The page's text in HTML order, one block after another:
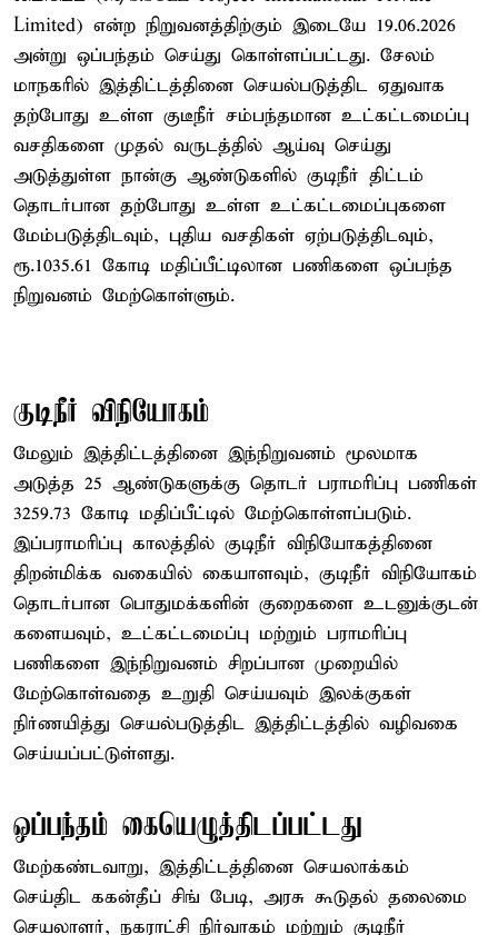
Limited) என்ற நிறுவனத்திற்கும் இடையே 19.06.2026
அன்று ஒப்பந்தம் செய்து கொள்ளப்பட்டது. சேலம்
மாநகரில் இத்திட்டத்தினை செயல்படுத்திட ஏதுவாக
தற்போது உள்ள குடீநீர் சம்பந்தமான உட்கட்டமைப்பு
வசதிகளை முதல் வருடத்தில் ஆய்வு செய்து
அடுத்துள்ள நான்கு ஆண்டுகளில் குடிநீர் திட்டம்
தொடர்பான தற்போது உள்ள உட்கட்டமைப்புகளை
மேம்படுத்திடவும், புதிய வசதிகள் ஏற்படுத்திடவும்,
ரூ.1035.61 கோடி மதிப்பீட்டிலான பணிகளை ஒப்பந்த
நிறுவனம் மேற்கொள்ளும்.
குடிநீர் விநியோகம்
மேலும் இத்திட்டத்தினை இந்நிறுவனம் மூலமாக
அடுத்த 25 ஆண்டுகளுக்கு தொடர் பராமரிப்பு பணிகள்
3259.73 கோடி மதிப்பீட்டில் மேற்கொள்ளப்படும்.
இப்பராமரிப்பு காலத்தில் குடிநீர் விநியோகத்தினை
திறன்மிக்க வகையில் கையாளவும், குடிநீர் விநியோகம்
தொடர்பான பொதுமக்களின் குறைகளை உடனுக்குடன்
களையவும், உட்கட்டமைப்பு மற்றும் பராமரிப்பு
பணிகளை இந்நிறுவனம் சிறப்பான முறையில்
மேற்கொள்வதை உறுதி செய்யவும் இலக்குகள்
நிர்ணயித்து செயல்படுத்திட இத்திட்டத்தில் வழிவகை
செய்யப்பட்டுள்ளது.
ஒப்பந்தம் கையெழுத்திடப்பட்டது
மேற்கண்டவாறு, இத்திட்டத்தினை செயலாக்கம்
செய்திட ககன்தீப் சிங் பேடி, அரசு கூடுதல் தலைமை
செயலாளர், நகராட்சி நிர்வாகம் மற்றும் குடிநீர்